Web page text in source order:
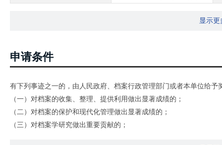
显示更
申请条件
有下列事迹之一的，由人民政府、档案行政管理部门或者本单位给予
（一）对档案的收集、整理、提供利用做出显著成绩的；
（二）对档案的保护和现代化管理做出显著成绩的；
（三）对档案学研究做出重要贡献的；